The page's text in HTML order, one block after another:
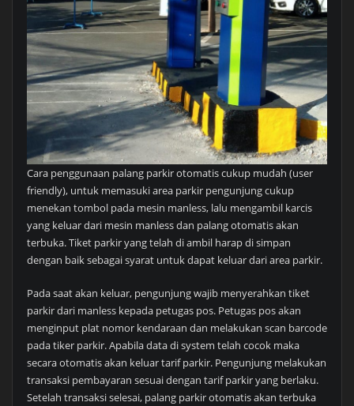
Cara penggunaan palang parkir otomatis cukup mudah (user
friendly), untuk memasuki area parkir pengunjung cukup
menekan tombol pada mesin manless, lalu mengambil karcis
yang keluar dari mesin manless dan palang otomatis akan
terbuka. Tiket parkir yang telah di ambil harap di simpan
dengan baik sebagai syarat untuk dapat keluar dari area parkir.
Pada saat akan keluar, pengunjung wajib menyerahkan tiket
parkir dari manless kepada petugas pos. Petugas pos akan
menginput plat nomor kendaraan dan melakukan scan barcode
pada tiker parkir. Apabila data di system telah cocok maka
secara otomatis akan keluar tarif parkir. Pengunjung melakukan
transaksi pembayaran sesuai dengan tarif parkir yang berlaku.
Setelah transaksi selesai, palang parkir otomatis akan terbuka